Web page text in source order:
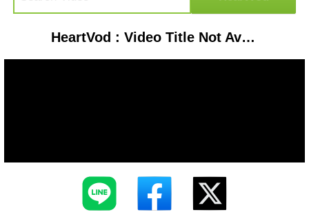
HeartVod : Video Title Not Available